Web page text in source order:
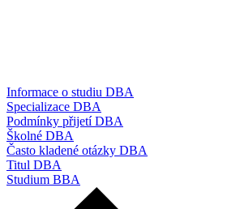
Informace o studiu DBA
Specializace DBA
Podmínky přijetí DBA
Školné DBA
Často kladené otázky DBA
Titul DBA
Studium BBA